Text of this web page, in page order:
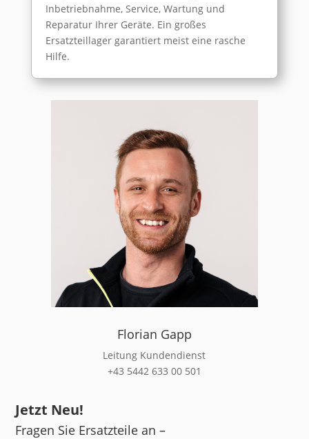
Inbetriebnahme, Service, Wartung und
Reparatur Ihrer Geräte. Ein großes
Ersatzteillager garantiert meist eine rasche
Hilfe.
Florian Gapp
Leitung Kundendienst
+43 5442 633 00 501
Jetzt Neu!
Fragen Sie Ersatzteile an –